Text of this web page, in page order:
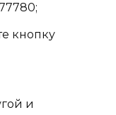
кнопку
и